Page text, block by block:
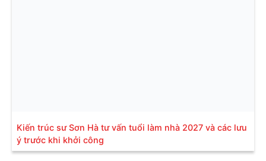
Kiến trúc sư Sơn Hà tư vấn tuổi làm nhà 2027 và các lưu
ý trước khi khởi công